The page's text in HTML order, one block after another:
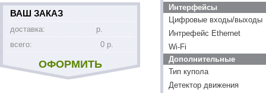
Интерфейсы
Цифровые входы/выходы
Интрефейс Ethernet
Wi-Fi
Дополнительные
Тип купола
Детектор движения
ВАШ ЗАКАЗ
доставка:
р.
всего:
0 р.
ОФОРМИТЬ